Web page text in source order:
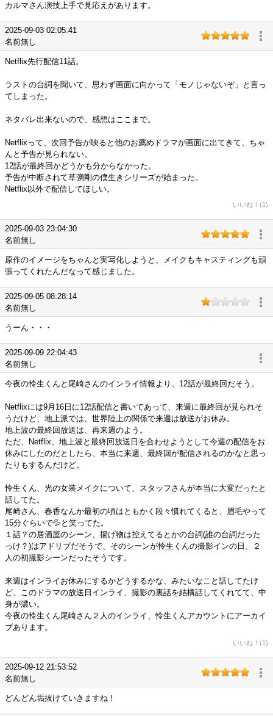
カルマさん演技上手で見応えがあります。
2025-09-03 02:05:41
名前無し
Netflix先行配信11話。
ラストの台詞を聞いて、思わず画面に向かって「モノじゃないぞ」と言っ
てしまった。
ネタバレ出来ないので、感想はここまで。
Netflixって、次回予告が映ると他のお薦めドラマが画面に出てきて、ちゃ
んと予告が見られない。
12話が最終回かどうかも分からなかった。
予告が中断されて草彅剛の僕生きシリーズが始まった。
Netflix以外で配信してほしい。
いいね！(1)
2025-09-03 23:04:30
名前無し
原作のイメージをちゃんと実写化しようと、メイクもキャスティングも頑
張ってくれたんだなって感じました。
2025-09-05 08:28:14
名前無し
うーん・・・
2025-09-09 22:04:43
名前無し
今夜の怜生くんと尾崎さんのインライ情報より、12話が最終回だそう。
Netflixには9月16日に12話配信と書いてあって、来週に最終回が見られそ
うだけど、地上派では、世界陸上の関係で来週は放送がお休み。
地上波の最終回放送は、再来週のよう。
ただ、Netflix、地上波と最終回放送日を合わせようとして今週の配信をお
休みにしたのだとしたら、本当に来週、最終回が配信されるのかなと思っ
たりもするんだけど。
怜生くん、光の女装メイクについて、スタッフさんが本当に大変だったと
話してた。
尾崎さん、春香なんか最初の頃はともかく段々慣れてくると、眉毛やって
15分ぐらいで💦と笑ってた。
１話？の居酒屋のシーン、揚げ物は控えてるとかの台詞(誰の台詞だった
っけ？)はアドリブだそうで、そのシーンが怜生くんの撮影インの日、２
人の初撮影シーンだったそうです。
来週はインライお休みにするかどうするかな、みたいなこと話してたけ
ど、このドラマの放送日インライ、撮影の裏話を結構話してくれてて、中
身が濃い。
今夜の怜生くん尾崎さん２人のインライ、怜生くんアカウントにアーカイ
ブあります。
いいね！(1)
2025-09-12 21:53:52
名前無し
どんどん垢抜けていきますね！